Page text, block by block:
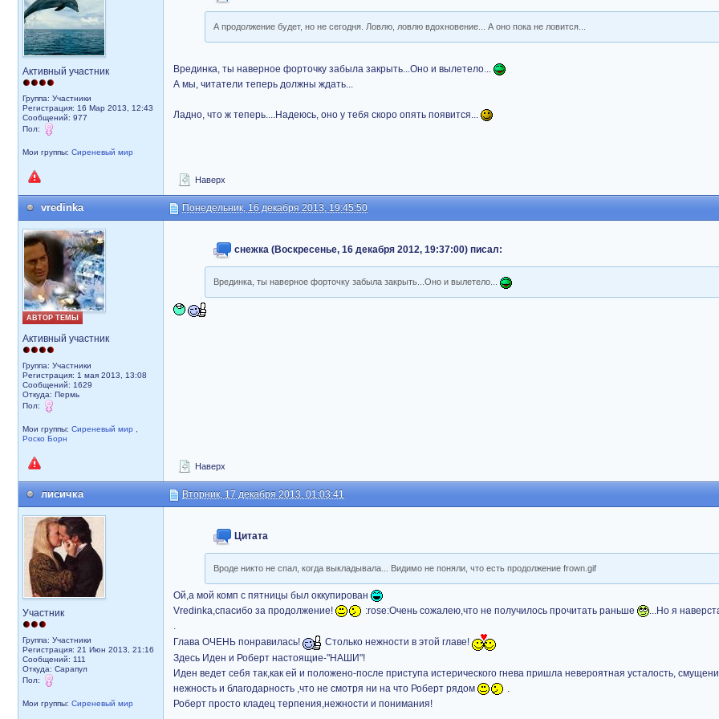
Активный участник
Группа: Участники
Регистрация: 16 Мар 2013, 12:43
Сообщений: 977
Пол:
Мои группы: Сиреневый мир
А продолжение будет, но не сегодня. Ловлю, ловлю вдохновение... А оно пока не ловится...
Врединка, ты наверное форточку забыла закрыть...Оно и вылетело...
А мы, читатели теперь должны ждать...
Ладно, что ж теперь....Надеюсь, оно у тебя скоро опять появится...
Наверх
vredinka Понедельник, 16 декабря 2013, 19:45:50
АВТОР ТЕМЫ
Активный участник
Группа: Участники
Регистрация: 1 мая 2013, 13:08
Сообщений: 1629
Откуда: Пермь
Пол:
Мои группы: Сиреневый мир
Роско Борн
снежка (Воскресенье, 16 декабря 2012, 19:37:00) писал:
Врединка, ты наверное форточку забыла закрыть...Оно и вылетело...
Наверх
лисичка Вторник, 17 декабря 2013, 01:03:41
Участник
Группа: Участники
Регистрация: 21 Июн 2013, 21:16
Сообщений: 111
Откуда: Сарапул
Пол:
Мои группы: Сиреневый мир
Цитата
Вроде никто не спал, когда выкладывала... Видимо не поняли, что есть продолжение frown.gif
Ой,а мой комп с пятницы был оккупирован
Vredinka,спасибо за продолжение!
:rose:Очень сожалею,что не получилось прочитать раньше
...Но я
.
Глава ОЧЕНЬ понравилась!
Столько нежности в этой главе!
Здесь Иден и Роберт настоящие-"НАШИ"!
Иден ведет себя так,как ей и положено-после приступа истерического гнева пришла невероятная усталость,
нежность и благодарность ,что не смотря ни на что Роберт рядом
.
Роберт просто кладец терпения,нежности и понимания!